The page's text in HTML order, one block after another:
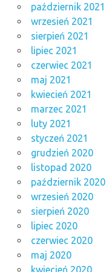
październik 2021
wrzesień 2021
sierpień 2021
lipiec 2021
czerwiec 2021
maj 2021
kwiecień 2021
marzec 2021
luty 2021
styczeń 2021
grudzień 2020
listopad 2020
październik 2020
wrzesień 2020
sierpień 2020
lipiec 2020
czerwiec 2020
maj 2020
kwiecień 2020